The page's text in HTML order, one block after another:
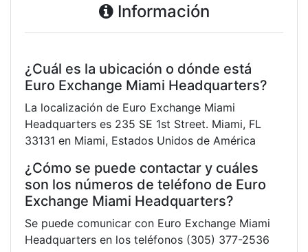
Información
¿Cuál es la ubicación o dónde está
Euro Exchange Miami Headquarters?
La localización de Euro Exchange Miami
Headquarters es 235 SE 1st Street. Miami, FL
33131 en Miami, Estados Unidos de América
¿Cómo se puede contactar y cuáles
son los números de teléfono de Euro
Exchange Miami Headquarters?
Se puede comunicar con Euro Exchange Miami
Headquarters en los teléfonos (305) 377-2536